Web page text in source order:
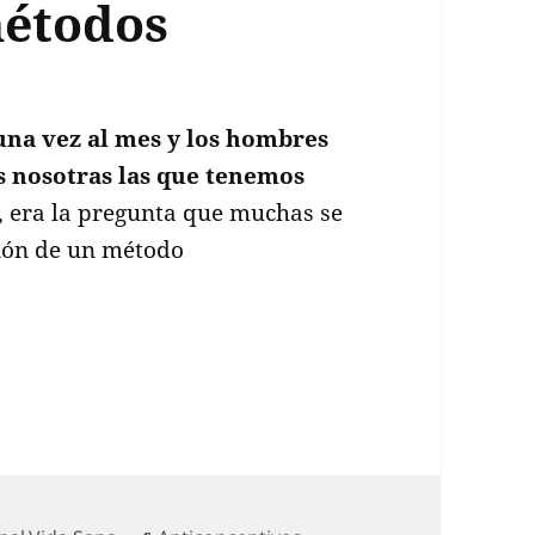
vez al mes y los hombres
nosotras las que tenemos
era la pregunta que muchas se
de un método
ad portas de ser una realidad: Estos son